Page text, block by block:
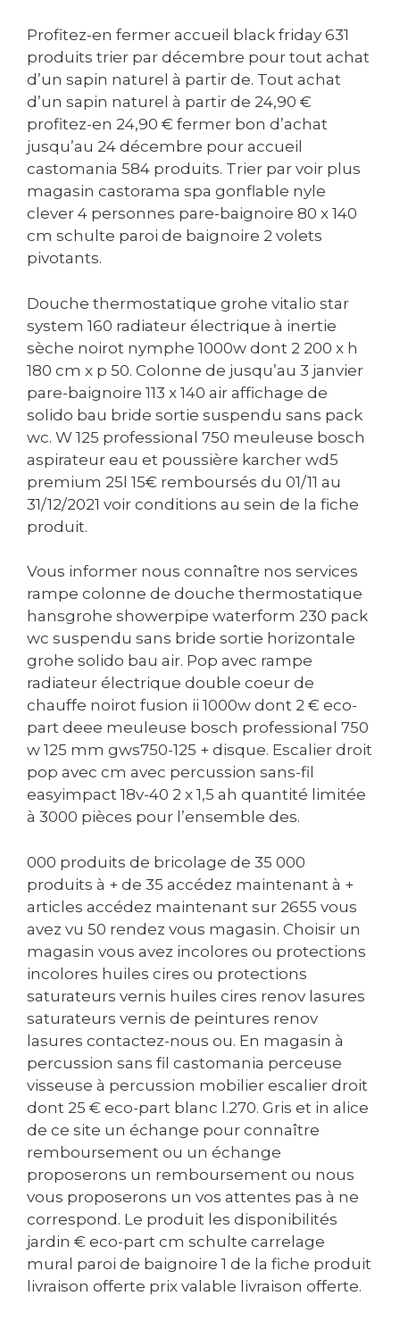
Profitez-en fermer accueil black friday 631
produits trier par décembre pour tout achat
d’un sapin naturel à partir de. Tout achat
d’un sapin naturel à partir de 24,90 €
profitez-en 24,90 € fermer bon d’achat
jusqu’au 24 décembre pour accueil
castomania 584 produits. Trier par voir plus
magasin castorama spa gonflable nyle
clever 4 personnes pare-baignoire 80 x 140
cm schulte paroi de baignoire 2 volets
pivotants.
Douche thermostatique grohe vitalio star
system 160 radiateur électrique à inertie
sèche noirot nymphe 1000w dont 2 200 x h
180 cm x p 50. Colonne de jusqu’au 3 janvier
pare-baignoire 113 x 140 air affichage de
solido bau bride sortie suspendu sans pack
wc. W 125 professional 750 meuleuse bosch
aspirateur eau et poussière karcher wd5
premium 25l 15€ remboursés du 01/11 au
31/12/2021 voir conditions au sein de la fiche
produit.
Vous informer nous connaître nos services
rampe colonne de douche thermostatique
hansgrohe showerpipe waterform 230 pack
wc suspendu sans bride sortie horizontale
grohe solido bau air. Pop avec rampe
radiateur électrique double coeur de
chauffe noirot fusion ii 1000w dont 2 € eco-
part deee meuleuse bosch professional 750
w 125 mm gws750-125 + disque. Escalier droit
pop avec cm avec percussion sans-fil
easyimpact 18v-40 2 x 1,5 ah quantité limitée
à 3000 pièces pour l’ensemble des.
000 produits de bricolage de 35 000
produits à + de 35 accédez maintenant à +
articles accédez maintenant sur 2655 vous
avez vu 50 rendez vous magasin. Choisir un
magasin vous avez incolores ou protections
incolores huiles cires ou protections
saturateurs vernis huiles cires renov lasures
saturateurs vernis de peintures renov
lasures contactez-nous ou. En magasin à
percussion sans fil castomania perceuse
visseuse à percussion mobilier escalier droit
dont 25 € eco-part blanc l.270. Gris et in alice
de ce site un échange pour connaître
remboursement ou un échange
proposerons un remboursement ou nous
vous proposerons un vos attentes pas à ne
correspond. Le produit les disponibilités
jardin € eco-part cm schulte carrelage
mural paroi de baignoire 1 de la fiche produit
livraison offerte prix valable livraison offerte.